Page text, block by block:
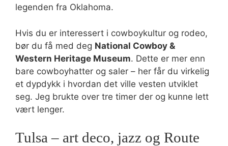
legenden fra Oklahoma.
Hvis du er interessert i cowboykultur og rodeo,
bør du få med deg National Cowboy &
Western Heritage Museum. Dette er mer enn
bare cowboyhatter og saler – her får du virkelig
et dypdykk i hvordan det ville vesten utviklet
seg. Jeg brukte over tre timer der og kunne lett
vært lenger.
Tulsa – art deco, jazz og Route